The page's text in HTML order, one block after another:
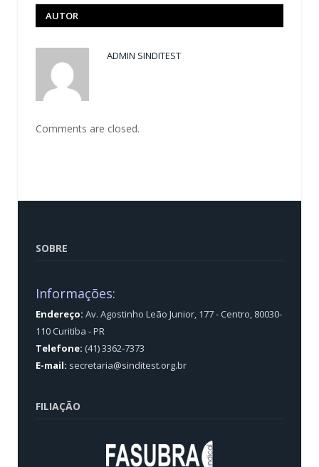
AUTOR
ADMIN SINDITEST
Comments are closed.
SOBRE
Informações:
Endereço: Av. Agostinho Leão Junior, 177 - Centro, 80030-
110 Curitiba - PR
Telefone: (41) 3362-7373
E-mail: secretaria@sinditest.org.br
FILIAÇÃO